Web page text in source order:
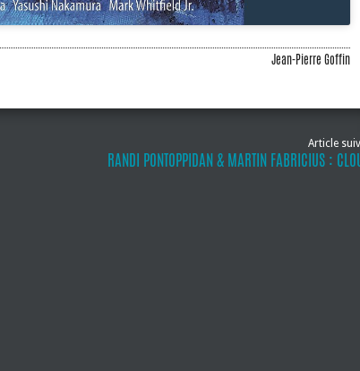
Jean-Pierre Goffin
Article
RANDI PONTOPPIDAN & MARTIN FABRICIUS :